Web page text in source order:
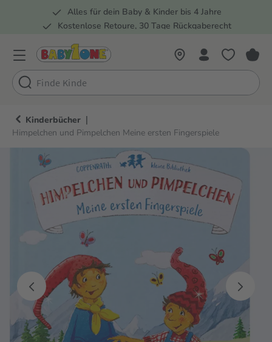
Zur Hauptnavigation springen
Alles für dein Baby & Kinder bis 4 Jahre
Kostenlose Retoure, 30 Tage Rückgaberecht
Kinderbücher |
Himpelchen und Pimpelchen Meine ersten Fingerspiele